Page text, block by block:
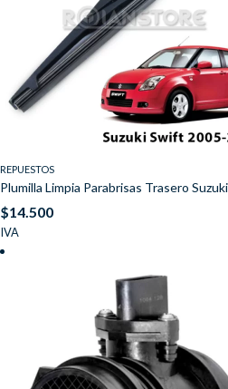
REPUESTOS
Plumilla Limpia Parabrisas Trasero
$14.500
IVA